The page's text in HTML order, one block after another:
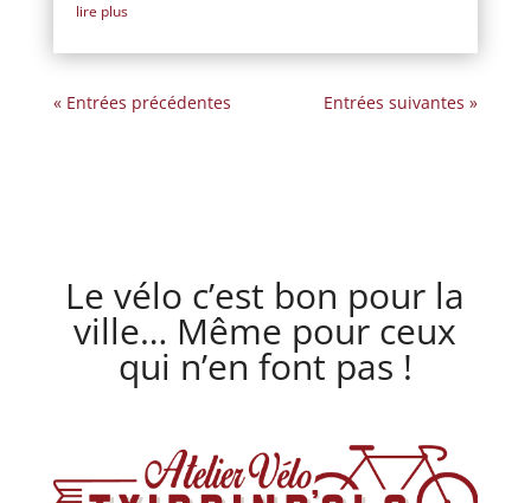
lire plus
« Entrées précédentes Entrées suivantes »
Le vélo c’est bon pour la
ville… Même pour ceux
qui n’en font pas !